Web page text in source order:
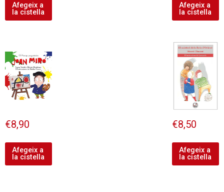
Afegeix a
la cistella
Afegeix a
la cistella
€8,90
Afegeix a
la cistella
€8,50
Afegeix a
la cistella